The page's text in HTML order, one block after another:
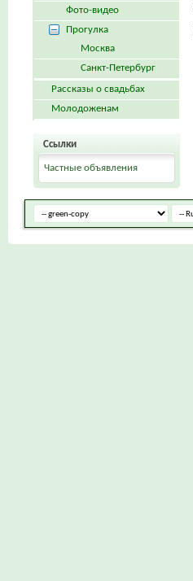
Фото-видео
Прогулка
Москва
Санкт-Петербург
Рассказы о свадьбах
Молодоженам
Ссылки
Частные объявления